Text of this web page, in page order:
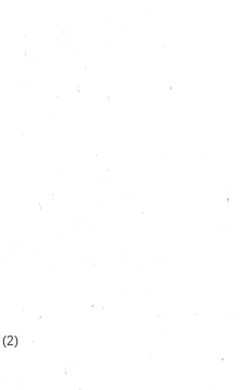
(2)